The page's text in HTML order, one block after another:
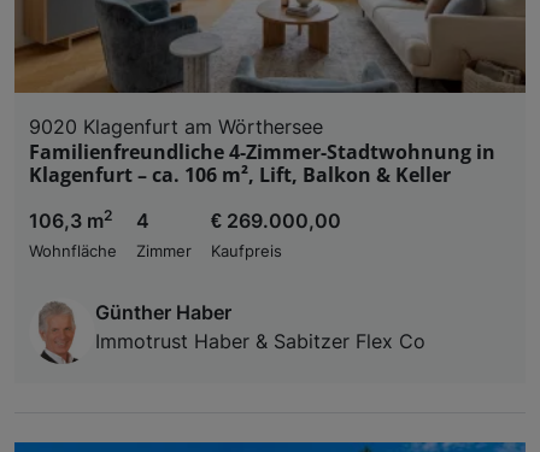
9020 Klagenfurt am Wörthersee
Familienfreundliche 4-Zimmer-Stadtwohnung in
Klagenfurt – ca. 106 m², Lift, Balkon & Keller
106,3 m2
Wohnfläche
4
Zimmer
€ 269.000,00
Kaufpreis
Günther Haber
Immotrust Haber & Sabitzer Flex Co